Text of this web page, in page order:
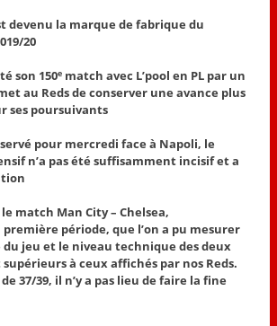
devenu la marque de fabrique du
20
son 150ematch avec L’pool en PL par un
au Reds de conserver une avance plus
ses poursuivants
pour mercredi face à Napoli, le
n’a pas été suffisamment incisif et a
match Man City – Chelsea,
période, que l’on a pu mesurer
jeu et le niveau technique des deux
à ceux affichés par nos Reds.
37/39, il n’y a pas lieu de faire la fine